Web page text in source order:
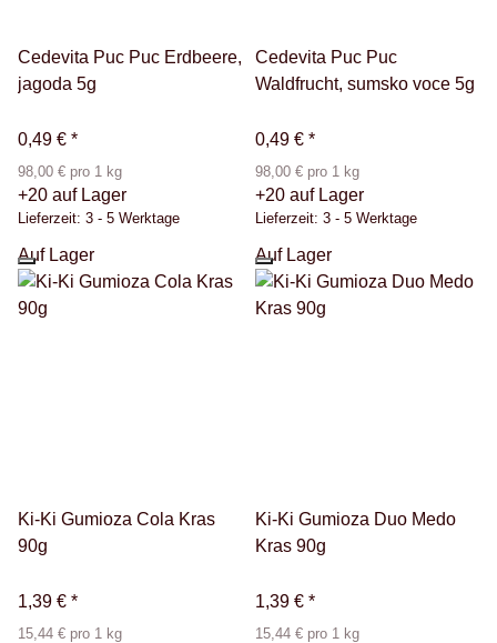
Cedevita Puc Puc Erdbeere,
jagoda 5g
0,49 € *
98,00 € pro 1 kg
+20 auf Lager
Lieferzeit: 3 - 5 Werktage
Cedevita Puc Puc
Waldfrucht, sumsko voce 5g
0,49 € *
98,00 € pro 1 kg
+20 auf Lager
Lieferzeit: 3 - 5 Werktage
Auf Lager
Ki-Ki Gumioza Cola Kras
90g
1,39 € *
15,44 € pro 1 kg
Auf Lager
Ki-Ki Gumioza Duo Medo
Kras 90g
1,39 € *
15,44 € pro 1 kg